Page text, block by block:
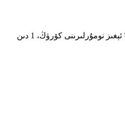
بارلىق ئىناۋەتلىك TCP ۋە UDP ئېغىز نومۇرلىرىنى كۆرۈڭ، 1 دىن